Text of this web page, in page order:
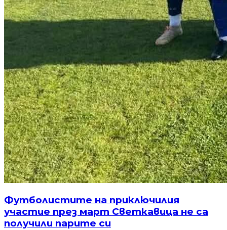
Футболистите на приключилия
участие през март Светкавица не са
получили парите си